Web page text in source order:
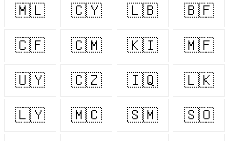
🇲🇱 🇨🇾 🇱🇧 🇧🇫
🇨🇫 🇨🇲 🇰🇮 🇲🇫
🇺🇾 🇨🇿 🇮🇶 🇱🇰
🇱🇾 🇲🇨 🇸🇲 🇸🇴